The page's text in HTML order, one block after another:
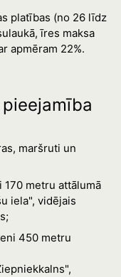
platības (no 26 līdz
īres maksa
apmēram 22%.
maršruti un
170 metru attālumā
iela", vidējais
450 metru